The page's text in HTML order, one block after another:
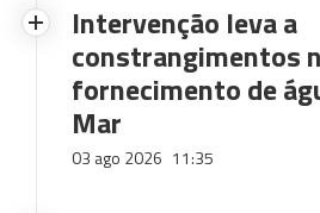
Intervenção leva a
constrangimentos
fornecimento de
Mar
03 ago 2026 11:35